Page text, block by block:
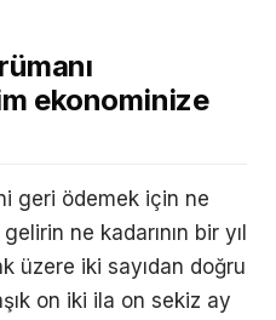
ekonominize
geri ödemek için ne
ne kadarının bir yıl
üzere iki sayıdan doğru
on iki ila on sekiz ay